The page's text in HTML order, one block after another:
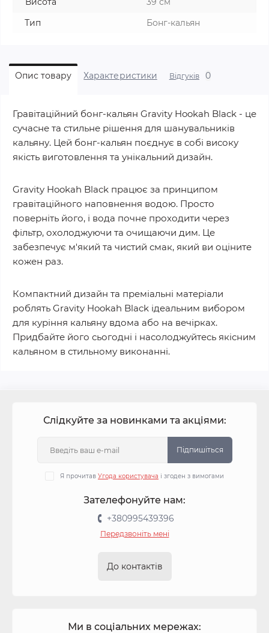
Тип
Бонг-кальян
Опис товару Характеристики Відгуків 0
Гравітаційний бонг-кальян Gravity Hookah Black - це
сучасне та стильне рішення для шанувальників
кальяну. Цей бонг-кальян поєднує в собі високу
якість виготовлення та унікальний дизайн.
Gravity Hookah Black працює за принципом
гравітаційного наповнення водою. Просто
поверніть його, і вода почне проходити через
фільтр, охолоджуючи та очищаючи дим. Це
забезпечує м'який та чистий смак, який ви оціните
кожен раз.
Компактний дизайн та преміальні матеріали
роблять Gravity Hookah Black ідеальним вибором
для куріння кальяну вдома або на вечірках.
Придбайте його сьогодні і насолоджуйтесь якісним
кальяном в стильному виконанні.
Слідкуйте за новинками та акціями:
Підпишіться
Я прочитав Угода користувача і згоден з вимогами
Зателефонуйте нам:
+380995439396
Передзвоніть мені
До контактів
Ми в соціальних мережах: